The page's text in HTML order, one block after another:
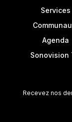
Services
Agenda
Sonovision
Recevez nos